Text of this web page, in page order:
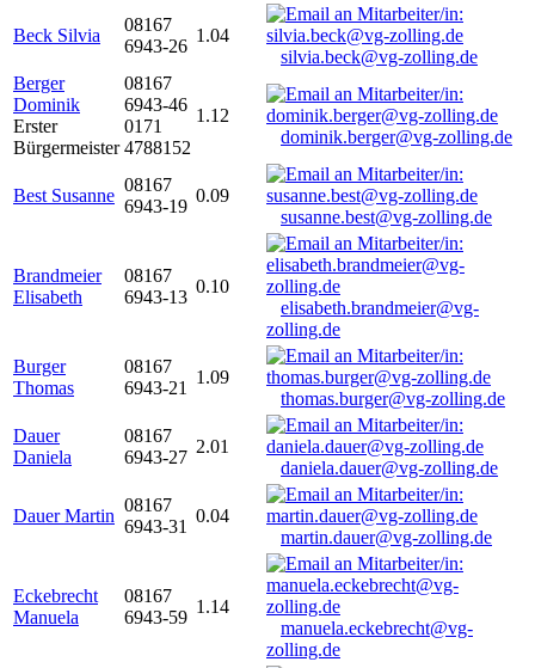
Beck Silvia
08167
6943-26
1.04
silvia.beck@vg-zolling.de
Berger
Dominik
Erster
Bürgermeister
08167
6943-46
0171
4788152
1.12
dominik.berger@vg-zolling.de
Best Susanne
08167
6943-19
0.09
susanne.best@vg-zolling.de
Brandmeier
Elisabeth
08167
6943-13
0.10
elisabeth.brandmeier@vg-
zolling.de
Burger
Thomas
08167
6943-21
1.09
thomas.burger@vg-zolling.de
Dauer
Daniela
08167
6943-27
2.01
daniela.dauer@vg-zolling.de
Dauer Martin
08167
6943-31
0.04
martin.dauer@vg-zolling.de
Eckebrecht
Manuela
08167
6943-59
1.14
manuela.eckebrecht@vg-
zolling.de